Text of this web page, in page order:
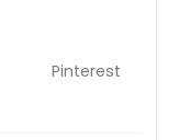
Pinterest